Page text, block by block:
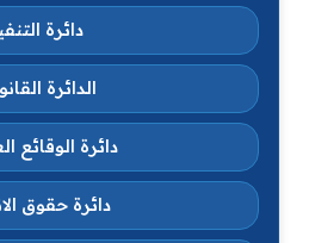
دائرة
الدائرة
دائرة الوقائع
دائرة حقوق